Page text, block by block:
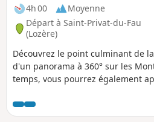
4h 00
Moyenne
Départ à Saint-Privat-du-Fau
(Lozère)
Découvrez le point culminant de
d'un panorama à 360° sur les
temps, vous pourrez également